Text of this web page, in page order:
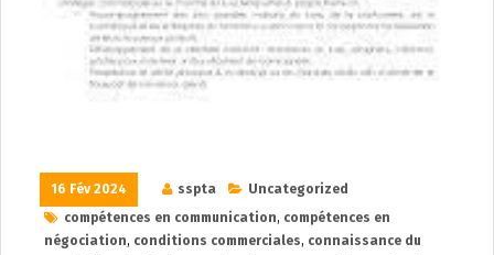
16 Fév 2024 sspta
Uncategorized
compétences en communication, compétences en
négociation, conditions commerciales, connaissance du